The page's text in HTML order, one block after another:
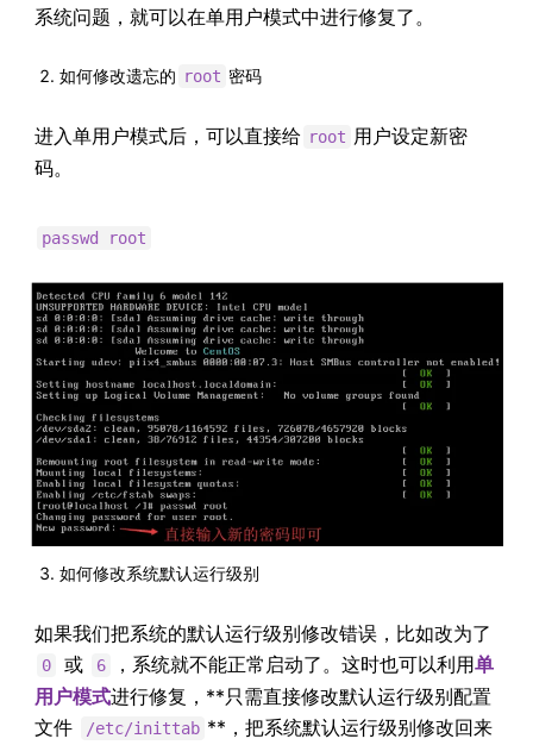
系统问题，就可以在单用户模式中进行修复了。
如何修改遗忘的 root 密码
进入单用户模式后，可以直接给 root 用户设定新密
码。
passwd root
如何修改系统默认运行级别
如果我们把系统的默认运行级别修改错误，比如改为了
0 或 6 ，系统就不能正常启动了。这时也可以利用单
用户模式进行修复，**只需直接修改默认运行级别配置
文件
/etc/inittab **，把系统默认运行级别修改回来